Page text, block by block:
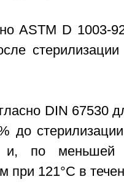
ASTM D 1003-
DIN 67530
до
и, по меньшей
при 121°С в